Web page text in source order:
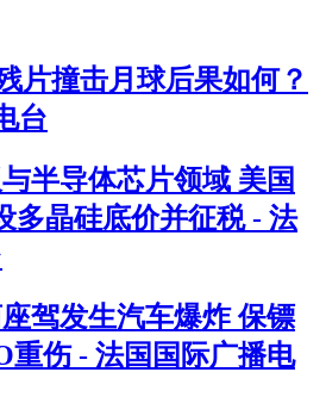
片撞击月球后果如何？
台
半导体芯片领域 美国
多晶硅底价并征税 - 法
驾发生汽车爆炸 保镖
重伤 - 法国国际广播电